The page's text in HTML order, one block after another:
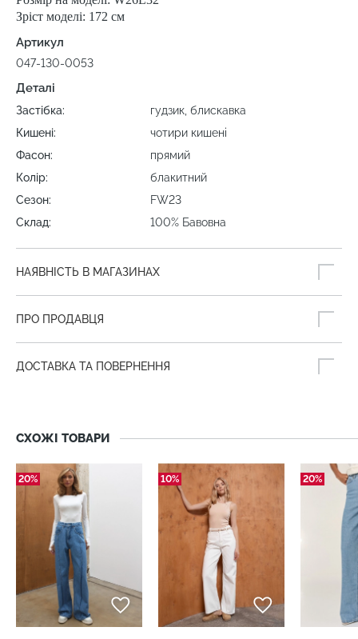
Зріст моделі: 172 см
Артикул
047-130-0053
Деталі
Застібка:
гудзик, блискавка
Кишені:
чотири кишені
Фасон:
прямий
Колір:
блакитний
Сезон:
FW23
Склад:
100% Бавовна
НАЯВНІСТЬ В МАГАЗИНАХ
ПРО ПРОДАВЦЯ
ДОСТАВКА ТА ПОВЕРНЕННЯ
СХОЖІ ТОВАРИ
20% 10% 20%